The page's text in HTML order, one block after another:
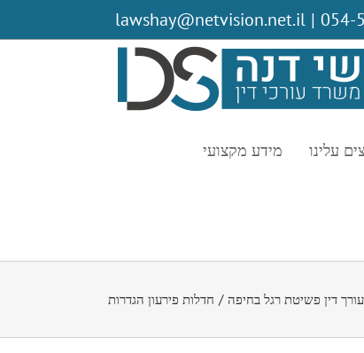
|
lawshay@netvision.net.il
עלינו מידע מקצועי
עורך דין פשיטת רגל בחיפה / חדלות פירעון הגדרות